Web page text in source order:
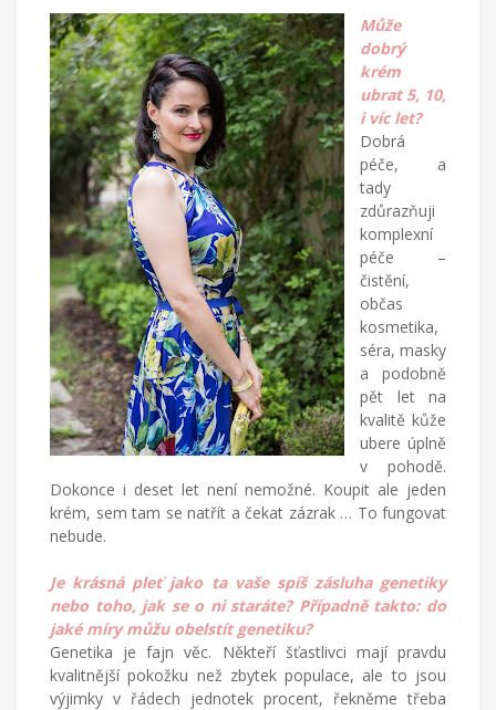
Může
dobrý
krém
ubrat 5, 10,
i víc let?
Dobrá
péče, a
tady
zdůrazňuji
komplexní
péče –
čistění,
občas
kosmetika,
séra, masky
a podobně
pět let na
kvalitě kůže
ubere úplně
v pohodě.
Dokonce i deset let není nemožné. Koupit ale jeden
krém, sem tam se natřít a čekat zázrak … To fungovat
nebude.
Je krásná pleť jako ta vaše spíš zásluha genetiky
nebo toho, jak se o ni staráte? Případně takto: do
jaké míry můžu obelstít genetiku?
Genetika je fajn věc. Někteří šťastlivci mají pravdu
kvalitnější pokožku než zbytek populace, ale to jsou
výjimky v řádech jednotek procent, řekněme třeba